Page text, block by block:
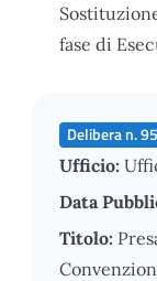
fase di
Delibera n.
Ufficio:
Data
Titolo: